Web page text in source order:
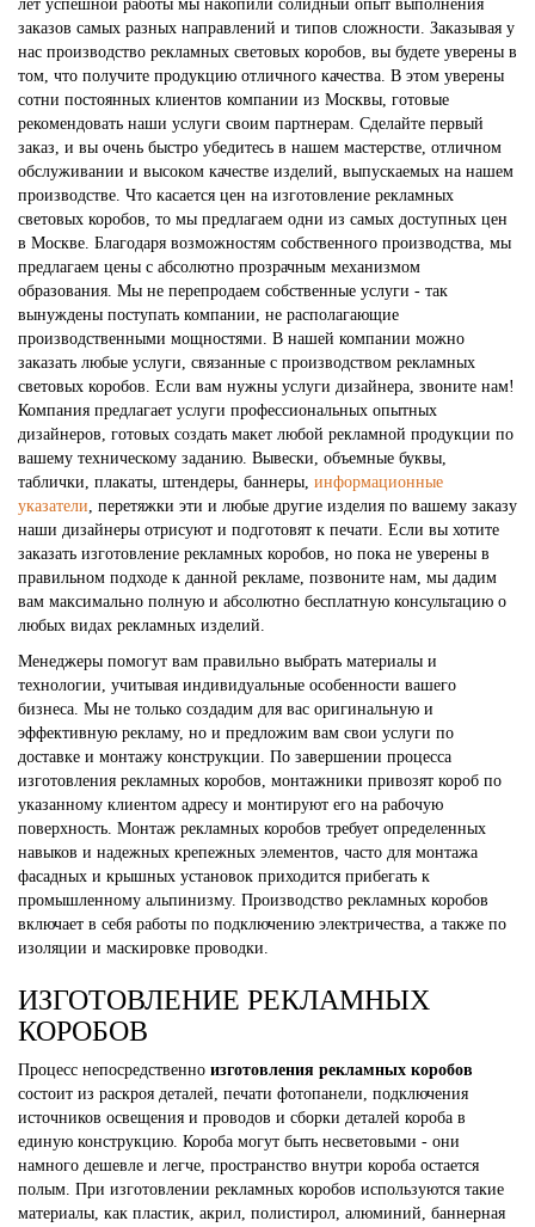
лет успешной работы мы накопили солидный опыт выполнения
заказов самых разных направлений и типов сложности. Заказывая у
нас производство рекламных световых коробов, вы будете уверены в
том, что получите продукцию отличного качества. В этом уверены
сотни постоянных клиентов компании из Москвы, готовые
рекомендовать наши услуги своим партнерам. Сделайте первый
заказ, и вы очень быстро убедитесь в нашем мастерстве, отличном
обслуживании и высоком качестве изделий, выпускаемых на нашем
производстве. Что касается цен на изготовление рекламных
световых коробов, то мы предлагаем одни из самых доступных цен
в Москве. Благодаря возможностям собственного производства, мы
предлагаем цены с абсолютно прозрачным механизмом
образования. Мы не перепродаем собственные услуги - так
вынуждены поступать компании, не располагающие
производственными мощностями. В нашей компании можно
заказать любые услуги, связанные с производством рекламных
световых коробов. Если вам нужны услуги дизайнера, звоните нам!
Компания предлагает услуги профессиональных опытных
дизайнеров, готовых создать макет любой рекламной продукции по
вашему техническому заданию. Вывески, объемные буквы,
таблички, плакаты, штендеры, баннеры, информационные
указатели, перетяжки эти и любые другие изделия по вашему заказу
наши дизайнеры отрисуют и подготовят к печати. Если вы хотите
заказать изготовление рекламных коробов, но пока не уверены в
правильном подходе к данной рекламе, позвоните нам, мы дадим
вам максимально полную и абсолютно бесплатную консультацию о
любых видах рекламных изделий.
Менеджеры помогут вам правильно выбрать материалы и
технологии, учитывая индивидуальные особенности вашего
бизнеса. Мы не только создадим для вас оригинальную и
эффективную рекламу, но и предложим вам свои услуги по
доставке и монтажу конструкции. По завершении процесса
изготовления рекламных коробов, монтажники привозят короб по
указанному клиентом адресу и монтируют его на рабочую
поверхность. Монтаж рекламных коробов требует определенных
навыков и надежных крепежных элементов, часто для монтажа
фасадных и крышных установок приходится прибегать к
промышленному альпинизму. Производство рекламных коробов
включает в себя работы по подключению электричества, а также по
изоляции и маскировке проводки.
ИЗГОТОВЛЕНИЕ РЕКЛАМНЫХ
КОРОБОВ
Процесс непосредственно изготовления рекламных коробов
состоит из раскроя деталей, печати фотопанели, подключения
источников освещения и проводов и сборки деталей короба в
единую конструкцию. Короба могут быть несветовыми - они
намного дешевле и легче, пространство внутри короба остается
полым. При изготовлении рекламных коробов используются такие
материалы, как пластик, акрил, полистирол, алюминий, баннерная